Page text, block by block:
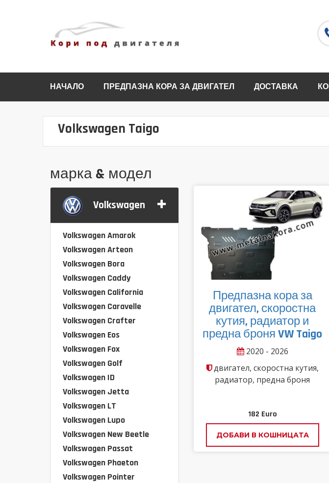
НАЧАЛО ПРЕДПАЗНА КОРА ЗА ДВИГАТЕЛ ДОСТАВКА
Volkswagen Taigo
марка & модел
Volkswagen
Volkswagen Amarok
Volkswagen Arteon
Volkswagen Bora
Volkswagen Caddy
Volkswagen California
Volkswagen Caravelle
Volkswagen Crafter
Volkswagen Eos
Volkswagen Fox
Volkswagen Golf
Volkswagen ID
Volkswagen Jetta
Volkswagen LT
Volkswagen Lupo
Volkswagen New Beetle
Volkswagen Passat
Volkswagen Phaeton
Volkswagen Pointer
Предпазна кора за
двигател, скоростна
кутия, радиатор и
предна броня VW Taigo
2020 - 2026
двигател, скоростна кутия,
радиатор, предна броня
182 Euro
ДОБАВИ В КОШНИЦАТА